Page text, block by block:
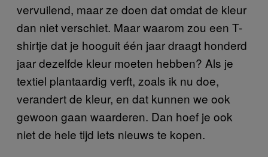
vervuilend, maar ze doen dat omdat de kleur
dan niet verschiet. Maar waarom zou een T-
shirtje dat je hooguit één jaar draagt honderd
jaar dezelfde kleur moeten hebben? Als je
textiel plantaardig verft, zoals ik nu doe,
verandert de kleur, en dat kunnen we ook
gewoon gaan waarderen. Dan hoef je ook
niet de hele tijd iets nieuws te kopen.